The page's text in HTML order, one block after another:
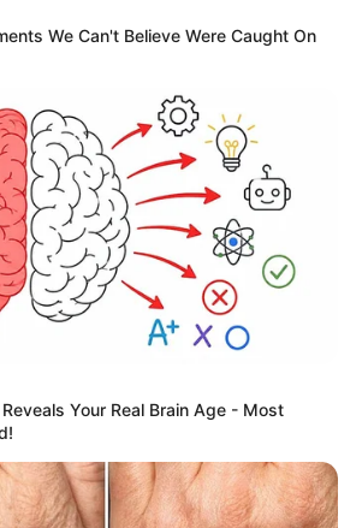
We Can't Believe Were Caught On
Your Real Brain Age - Most